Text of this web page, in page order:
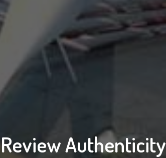
Review Authenticity